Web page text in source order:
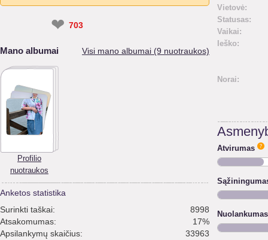
❤ 703
Mano albumai Visi mano albumai (9 nuotraukos)
Profilio
nuotraukos
Anketos statistika
Surinkti taškai:
8998
Atsakomumas:
17%
Apsilankymų skaičius:
33963
Vietovė:
Statusas:
Vaikai:
Ieško:
Norai:
Atvirumas
Nuolankumas